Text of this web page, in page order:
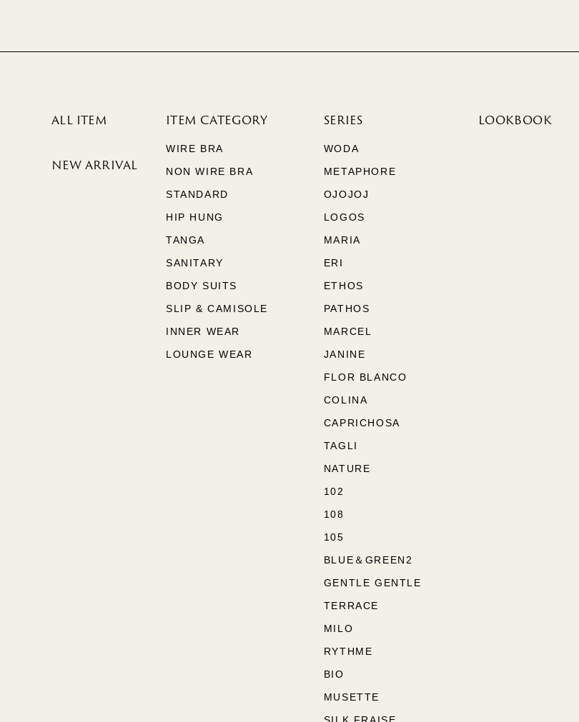
ALL ITEM
NEW ARRIVAL
ITEM CATEGORY
WIRE BRA
NON WIRE BRA
STANDARD
HIP HUNG
TANGA
SANITARY
BODY SUITS
SLIP & CAMISOLE
INNER WEAR
LOUNGE WEAR
SERIES
WODA
METAPHORE
OJOJOJ
LOGOS
MARIA
ERI
ETHOS
PATHOS
MARCEL
JANINE
FLOR BLANCO
COLINA
CAPRICHOSA
TAGLI
NATURE
102
108
105
BLUE＆GREEN2
GENTLE GENTLE
TERRACE
MILO
RYTHME
BIO
MUSETTE
LOOKBOOK